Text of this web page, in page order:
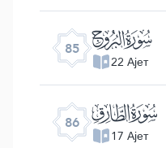
85 ﰂ
22 Ајет
86 ﰃ
17 Ајет